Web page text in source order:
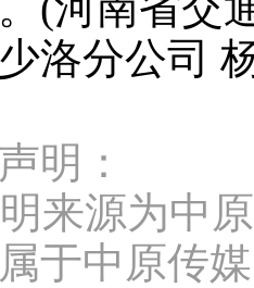
洛分公司
明：
来源为中
于中原传